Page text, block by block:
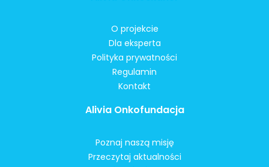
O projekcie
Dla eksperta
Polityka prywatności
Regulamin
Kontakt
Alivia Onkofundacja
Poznaj naszą misję
Przeczytaj aktualności